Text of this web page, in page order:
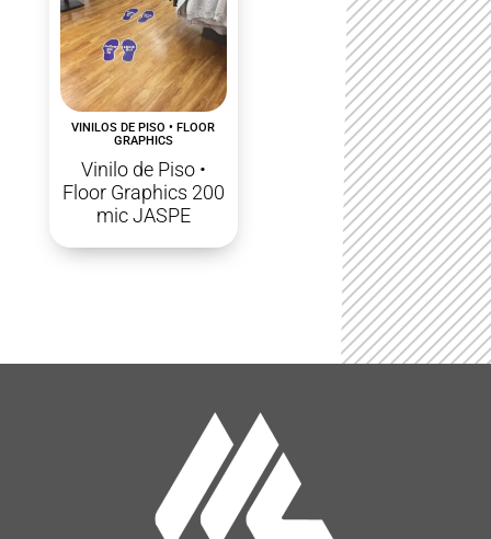
VINILOS DE PISO • FLOOR
GRAPHICS
Vinilo de Piso •
Floor Graphics 200
mic JASPE